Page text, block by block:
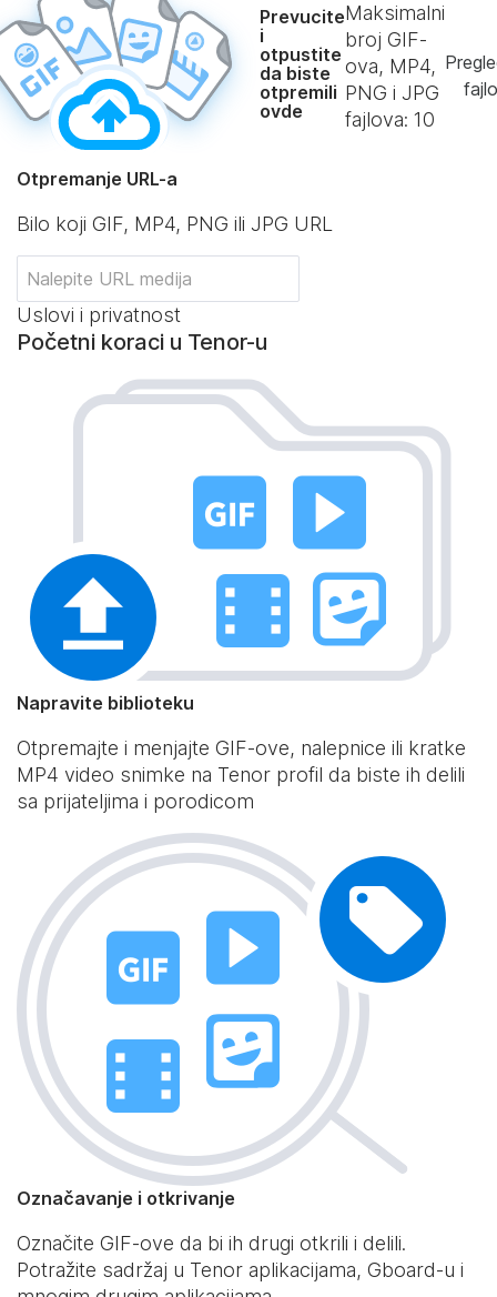
Prevucite
i
otpustite
da biste
otpremili
ovde
Maksimalni
broj GIF-
ova, MP4,
PNG i JPG
fajlova: 10
Otpremanje URL-a
Bilo koji GIF, MP4, PNG ili JPG URL
Uslovi i privatnost
Početni koraci u Tenor-u
Napravite biblioteku
Otpremajte i menjajte GIF-ove, nalepnice ili kratke
MP4 video snimke na Tenor profil da biste ih delili
sa prijateljima i porodicom
Označavanje i otkrivanje
Označite GIF-ove da bi ih drugi otkrili i delili.
Potražite sadržaj u Tenor aplikacijama, Gboard-u i